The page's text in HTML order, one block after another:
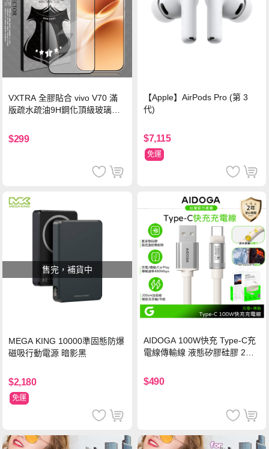
VXTRA 全膠貼合 vivo V70 滿
版疏水疏油9H鋼化頂級玻璃貼
$299
【Apple】AirPods Pro (第 3
代)
$7,115
免運
售完，補貨中
MEGA KING 10000準固態防爆
磁吸行動電源 暗影黑
$2,180
免運
AIDOGA 100W快充 Type-C充
電線傳輸線 液態矽膠硅膠 2M
$490